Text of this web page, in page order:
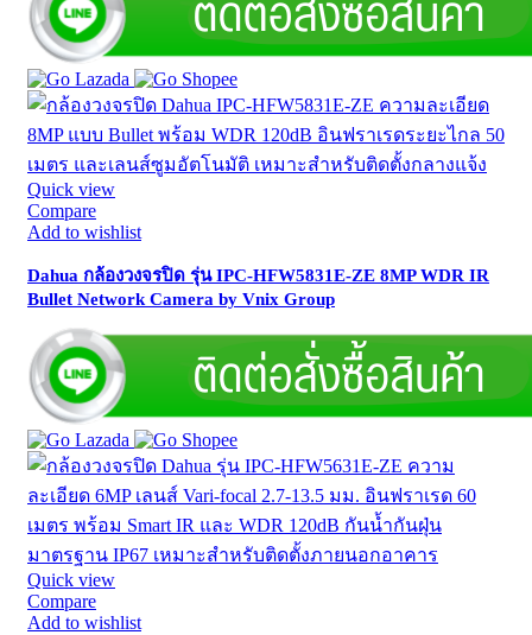
Quick view
Compare
Add to wishlist
Dahua กล้องวงจรปิด รุ่น IPC-HFW5831E-ZE 8MP WDR IR
Bullet Network Camera by Vnix Group
Quick view
Compare
Add to wishlist